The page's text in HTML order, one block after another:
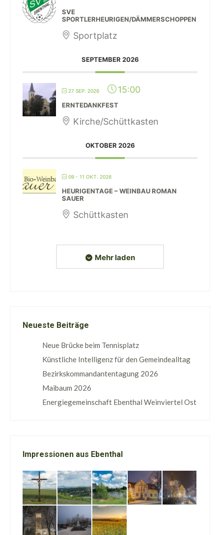
SVE
SPORTLERHEURIGEN/DÄMMERSCHOPPEN
Sportplatz
SEPTEMBER 2026
27 SEP. 2026 15:00
ERNTEDANKFEST
Kirche/Schüttkasten
OKTOBER 2026
09 - 11 OKT. 2026
HEURIGENTAGE – WEINBAU ROMAN
SAUER
Schüttkasten
Mehr laden
Neueste Beiträge
Neue Brücke beim Tennisplatz
Künstliche Intelligenz für den Gemeindealltag
Bezirkskommandantentagung 2026
Maibaum 2026
Energiegemeinschaft Ebenthal Weinviertel Ost
Impressionen aus Ebenthal